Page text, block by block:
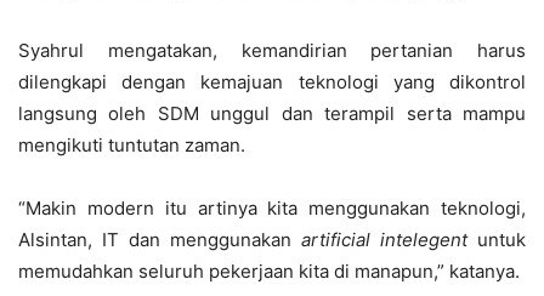
Syahrul mengatakan, kemandirian pertanian harus
dilengkapi dengan kemajuan teknologi yang dikontrol
langsung oleh SDM unggul dan terampil serta mampu
mengikuti tuntutan zaman.
“Makin modern itu artinya kita menggunakan teknologi,
Alsintan, IT dan menggunakan artificial intelegentuntuk
memudahkan seluruh pekerjaan kita di manapun,” katanya.